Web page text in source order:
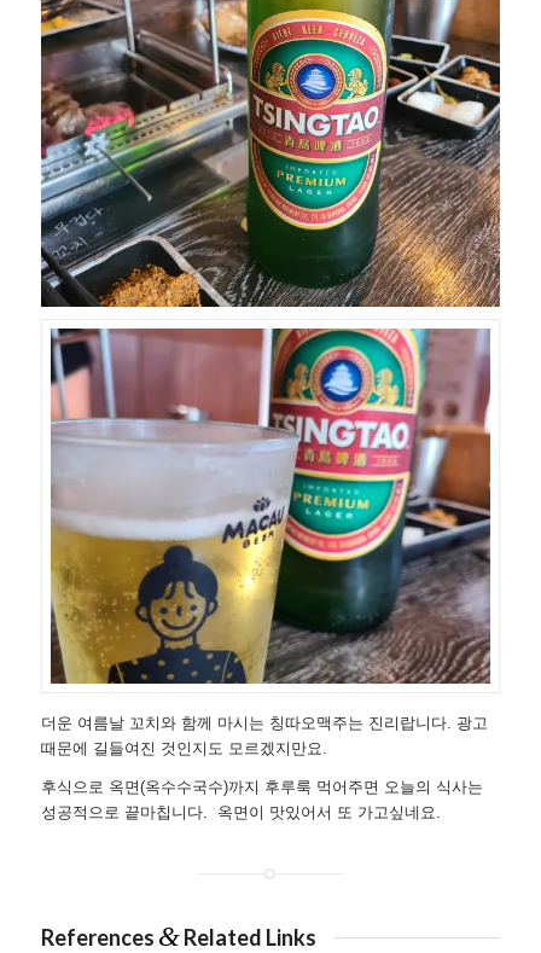
더운 여름날 꼬치와 함께 마시는 칭따오맥주는 진리랍니다. 광고
때문에 길들여진 것인지도 모르겠지만요.
후식으로 옥면(옥수수국수)까지 후루룩 먹어주면 오늘의 식사는
성공적으로 끝마칩니다. 옥면이 맛있어서 또 가고싶네요.
References &Related Links